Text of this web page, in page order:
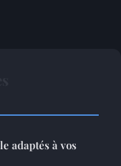
adaptés à vos